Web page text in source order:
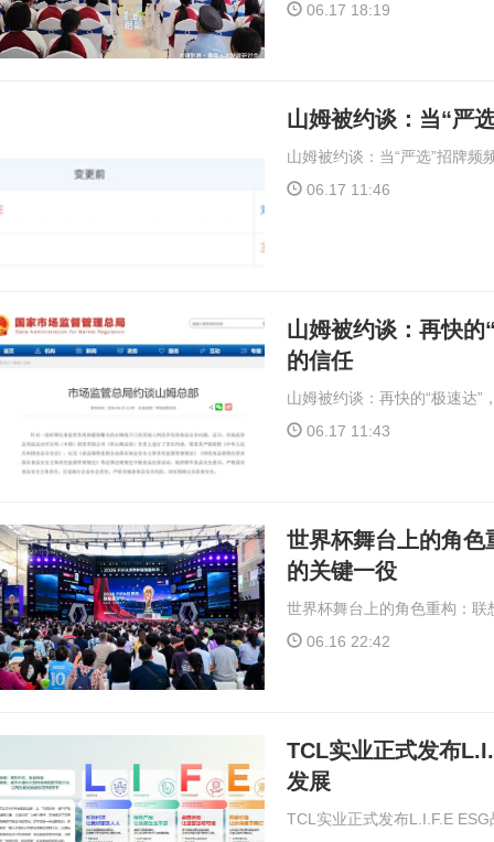
06.17 18:19
山姆被约谈：当“严
山姆被约谈：当“严选”招牌频
06.17 11:46
山姆被约谈：再快的
的信任
山姆被约谈：再快的“极速达”
06.17 11:43
世界杯舞台上的角
的关键一役
世界杯舞台上的角色重构：
06.16 22:42
TCL实业正式发布
发展
TCL实业正式发布L.I.F.E